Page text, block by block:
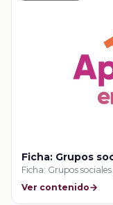
Ficha: Grupos
Ficha: Grupos
Ver contenido